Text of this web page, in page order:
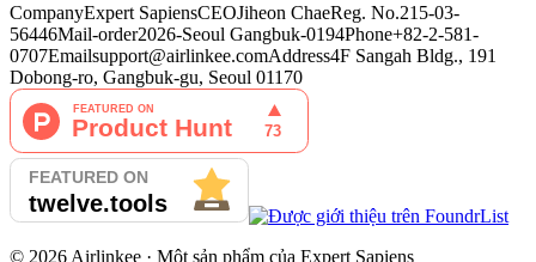
CompanyExpert SapiensCEOJiheon ChaeReg. No.215-03-
56446Mail-order2026-Seoul Gangbuk-0194Phone+82-2-581-
0707Emailsupport@airlinkee.comAddress4F Sangah Bldg., 191
Dobong-ro, Gangbuk-gu, Seoul 01170
© 2026 Airlinkee · Một sản phẩm của Expert Sapiens